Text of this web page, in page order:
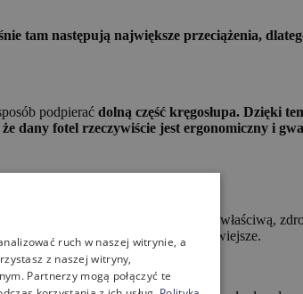
tam następują największe przeciążenia,
podpierać dolną część kręgosłupa. Dzięki
dany fotel rzeczywiście jest ergonomiczny i
Wymusza ona na użytkowniku właściwą,
postawy jest zdecydowanie łatwiejsze.
ruch w naszej witrynie, a
z naszej witryny,
Partnerzy mogą połączyć te